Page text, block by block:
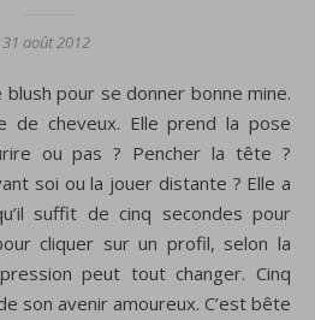
31 août 2012
de cheveux. Elle prend la pose
ou pas ? Pencher la tête ?
soi ou la jouer distante ? Elle a
suffit de cinq secondes pour
cliquer sur un profil, selon la
peut tout changer. Cinq
son avenir amoureux. C’est bête